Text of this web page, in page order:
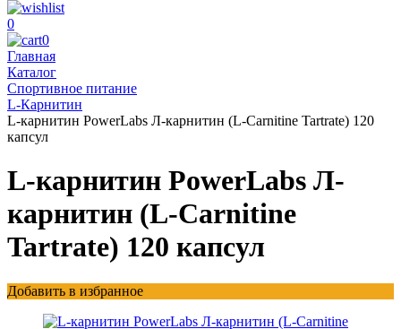
0
0
Главная
Каталог
Спортивное питание
L-Карнитин
L-карнитин PowerLabs Л-карнитин (L-Carnitine Tartrate) 120
капсул
L-карнитин PowerLabs Л-
карнитин (L-Carnitine
Tartrate) 120 капсул
Добавить в избранное